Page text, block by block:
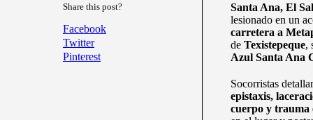
Share this post?
Facebook
Twitter
Pinterest
Santa Ana, El
lesionado en un
carretera a
de Texistepeque,
Azul Santa Ana
Socorristas
epistaxis,
cuerpo y trauma